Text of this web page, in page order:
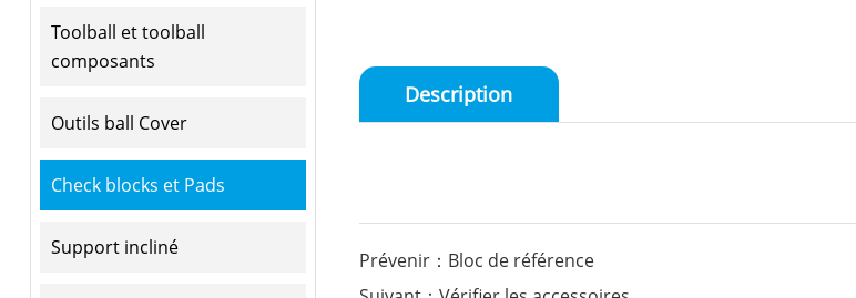
Toolball et toolball
composants
Outils ball Cover
Check blocks et Pads
Support incliné
Description
Prévenir：Bloc de référence